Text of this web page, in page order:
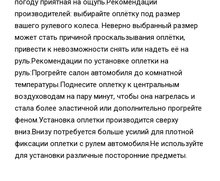
погоду приятная на ощупь.Рекомендации
производителей: выбирайте оплётку под размер
вашего рулевого колеса. Неверно выбранный размер
может стать причиной проскальзывания оплётки,
привести к невозможности снять или надеть её на
руль.Рекомендации по установке оплетки на
руль:Прогрейте салон автомобиля до комнатной
температуры.Поднесите оплетку к центральным
воздуховодам на пару минут, чтобы она нагрелась и
стала более эластичной или дополнительно прогрейте
феном.Установка оплетки производится сверху
вниз.Внизу потребуется больше усилий для плотной
фиксации оплетки с рулем автомобиля.Не используйте
для установки различные посторонние предметы.